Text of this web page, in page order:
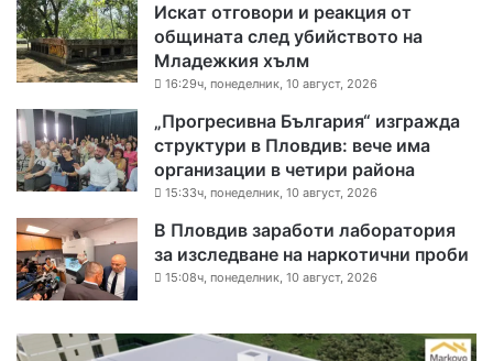
Искат отговори и реакция от
общината след убийството на
Младежкия хълм
16:29ч, понеделник, 10 август, 2026
„Прогресивна България“ изгражда
структури в Пловдив: вече има
организации в четири района
15:33ч, понеделник, 10 август, 2026
В Пловдив заработи лаборатория
за изследване на наркотични проби
15:08ч, понеделник, 10 август, 2026